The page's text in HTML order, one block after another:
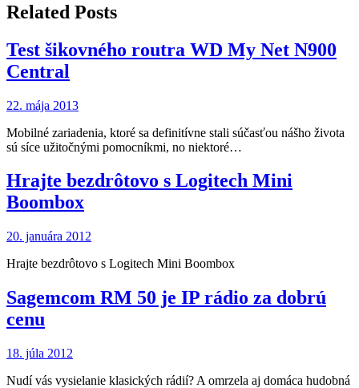
Related Posts
Test šikovného routra WD My Net N900
Central
22. mája 2013
Mobilné zariadenia, ktoré sa definitívne stali súčasťou nášho života
sú síce užitočnými pomocníkmi, no niektoré…
Hrajte bezdrôtovo s Logitech Mini
Boombox
20. januára 2012
Hrajte bezdrôtovo s Logitech Mini Boombox
Sagemcom RM 50 je IP rádio za dobrú
cenu
18. júla 2012
Nudí vás vysielanie klasických rádií? A omrzela aj domáca hudobná